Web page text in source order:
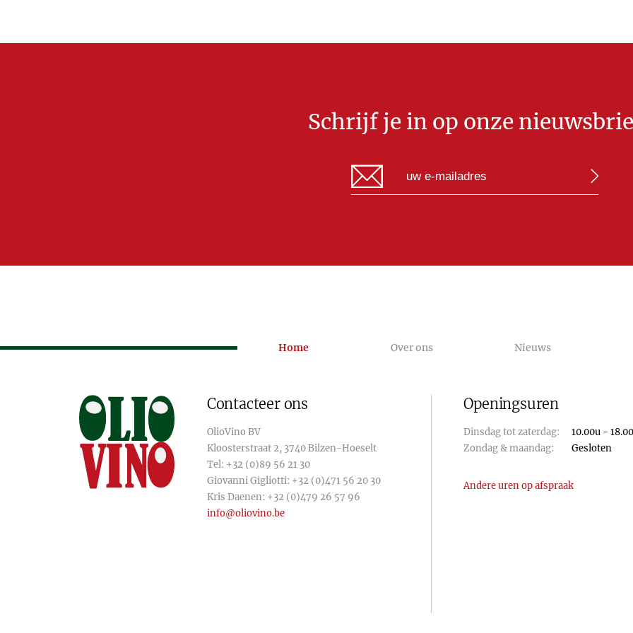
Schrijf je in op onze
Home Over ons Nieuws
Contacteer ons
OlioVino BV
Kloosterstraat 2, 3740 Bilzen-Hoeselt
Tel: +32 (0)89 56 21 30
Giovanni Gigliotti: +32 (0)471 56 20 30
Kris Daenen: +32 (0)479 26 57 96
info@oliovino.be
Openingsuren
Dinsdag tot zaterdag:
10.00u -
Zondag & maandag:
Gesloten
Andere uren op afspraak